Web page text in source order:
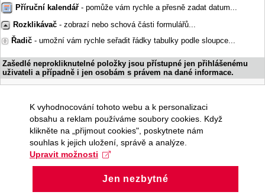
Příruční kalendář - pomůže vám rychle a přesně zadat datum...
Rozklikávač - zobrazí nebo schová části formulářů...
Řadič - umožní vám rychle seřadit řádky tabulky podle sloupce...
Zašedlé neprokliknutelné položky jsou přístupné jen přihlášenému
uživateli a případně i jen osobám s právem na dané informace.
K vyhodnocování tohoto webu a k personalizaci
obsahu a reklam používáme soubory cookies. Když
klikněte na „přijmout cookies", poskytnete nám
souhlas k jejich uložení, správě a analýze.
Upravit možnosti
Jen nezbytné